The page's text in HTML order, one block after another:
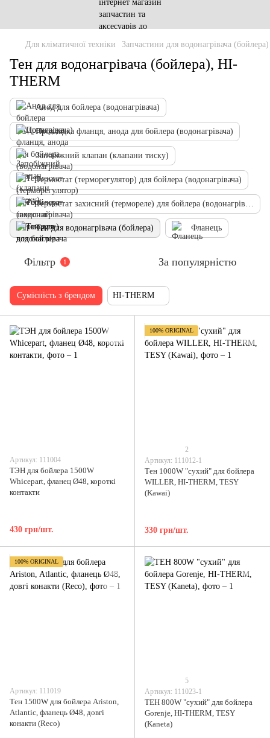
Для кліматичної техніки Запчастини для водонагрівача (бойлера)
Тен для водонагрівача (бойлера), HI-
THERM
Анод для бойлера (водонагрівача)
Прокладка фланця, анода для бойлера (водонагрівача)
Запобіжний клапан (клапани тиску)
Термостат (терморегулятор) для бойлера (водонагрівача)
Термостат захисний (термореле) для бойлера (водонагрівача)
Тен для водонагрівача (бойлера) Фланець
Фільтр 1 За популярністю
Сумісність з брендом HI-THERM
Артикул: 111004
ТЭН для бойлера 1500W
Whicepart, фланец Ø48, короткі
контакти
430 грн/шт.
100% ORIGINAL
2
Артикул: 111012-1
Тен 1000W "сухий" для бойлера
WILLER, HI-THERM, TESY
(Kawai)
330 грн/шт.
100% ORIGINAL
Артикул: 111019
Тен 1500W для бойлера Ariston,
Atlantic, фланець Ø48, довгі
конакти (Reco)
5
Артикул: 111023-1
ТЕН 800W "сухий" для бойлера
Gorenje, HI-THERM, TESY
(Kaneta)